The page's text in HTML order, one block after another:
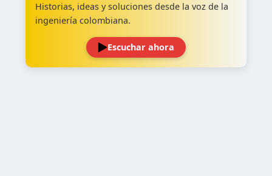
Historias, ideas y soluciones desde la voz de la
ingeniería colombiana.
Escuchar ahora